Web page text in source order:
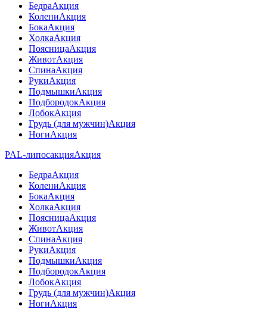
БедраАкция
КолениАкция
БокаАкция
ХолкаАкция
ПоясницаАкция
ЖивотАкция
СпинаАкция
РукиАкция
ПодмышкиАкция
ПодбородокАкция
ЛобокАкция
Грудь (для мужчин)Акция
НогиАкция
PAL-липосакцияАкция
БедраАкция
КолениАкция
БокаАкция
ХолкаАкция
ПоясницаАкция
ЖивотАкция
СпинаАкция
РукиАкция
ПодмышкиАкция
ПодбородокАкция
ЛобокАкция
Грудь (для мужчин)Акция
НогиАкция